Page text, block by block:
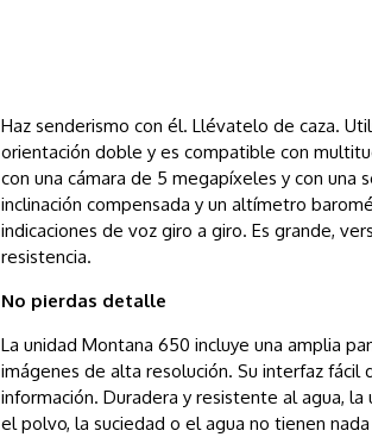
Haz senderismo con él. Llévatelo de caza.
orientación doble y es compatible con
con una cámara de 5 megapíxeles y con una
inclinación compensada y un altímetro
indicaciones de voz giro a giro. Es grande,
resistencia.
No pierdas detalle
La unidad Montana 650 incluye una amplia
imágenes de alta resolución. Su interfaz
información. Duradera y resistente al agua,
el polvo, la suciedad o el agua no tienen